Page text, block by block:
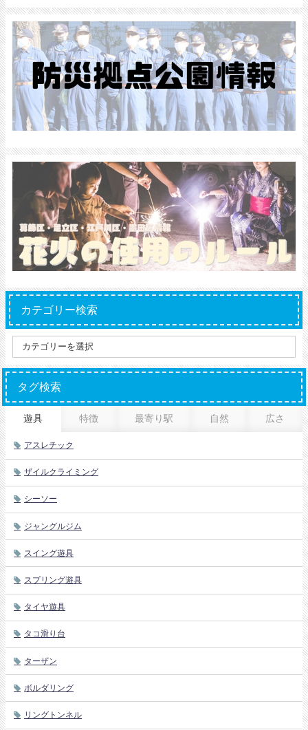
カテゴリー検索
タグ検索
遊具 特徴 最寄り駅 自然 広さ
アスレチック
ザイルクライミング
シーソー
ジャングルジム
スイング遊具
スプリング遊具
タイヤ遊具
タコ滑り台
ターザン
ボルダリング
リングトンネル